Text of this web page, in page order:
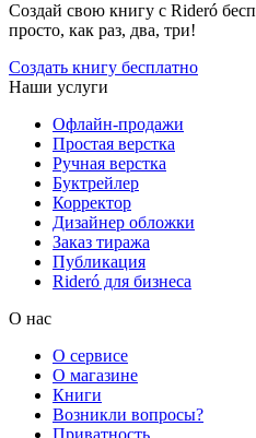
Создай свою книгу с Rideró
просто, как раз, два, три!
Создать книгу бесплатно
Наши услуги
Офлайн-продажи
Простая верстка
Ручная верстка
Буктрейлер
Корректор
Дизайнер обложки
Заказ тиража
Публикация
Rideró для бизнеса
О нас
О сервисе
О магазине
Книги
Возникли вопросы?
Приватность